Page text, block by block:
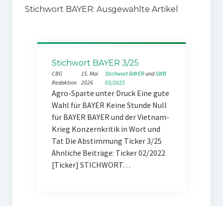
Stichwort BAYER: Ausgewählte Artikel
Stichwort BAYER 3/25
CBG
Redaktion
15. Mai
2026
Stichwort BAYER und SWB
03/2025
Agro-Sparte unter Druck Eine gute
Wahl für BAYER Keine Stunde Null
für BAYER BAYER und der Vietnam-
Krieg Konzernkritik in Wort und
Tat Die Abstimmung Ticker 3/25
Ähnliche Beiträge: Ticker 02/2022
[Ticker] STICHWORT…